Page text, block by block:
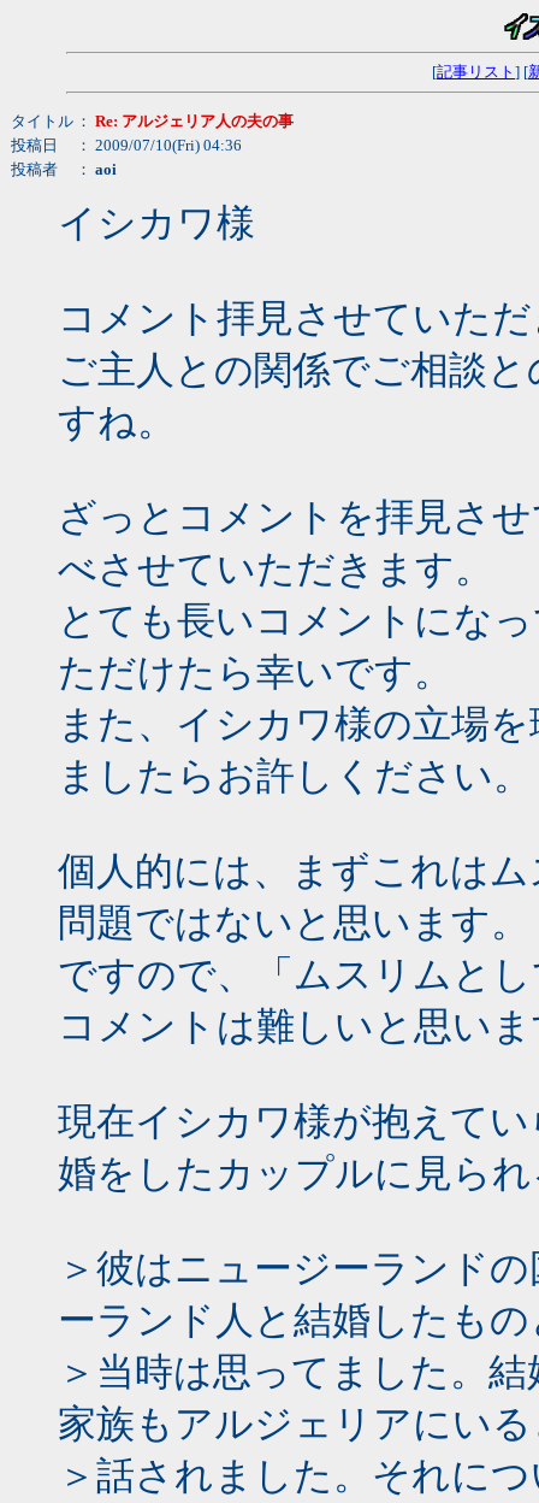
[記事リスト ] [
タイトル ： Re: アルジェリア人の夫の事
投稿日
： 2009/07/10(Fri) 04:36
投稿者
： aoi
イシカワ様
コメント拝見させていた
ご主人との関係でご相談
すね。
ざっとコメントを拝見さ
べさせていただきます。
とても長いコメントにな
ただけたら幸いです。
また、イシカワ様の立場
ましたらお許しください。
個人的には、まずこれは
問題ではないと思います。
ですので、「ムスリムと
コメントは難しいと思い
現在イシカワ様が抱えて
婚をしたカップルに見ら
＞彼はニュージーランド
ーランド人と結婚したもの
＞当時は思ってました。
家族もアルジェリアにい
＞話されました。それに